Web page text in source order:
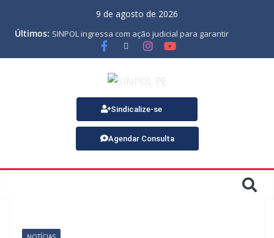
9 de agosto de 2026
Últimos: SINPOL ingressa com ação judicial para garantir
pagamento do PJES atrasado
ASSEMBLEIA GERAL ORDINÁRIA
MINUTA DA LEI ORGÂNICA
Nota de Pesar sobre o falecimento de Gonçalo, um dos
fundadores do SINPOL
SINPOL e CAMPOL promovem 2º Curso de Tiro Policial,
no dia 9 de outubro
Sindicalize-se
Agendar Consulta